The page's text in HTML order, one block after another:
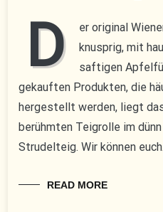
D
er original
knusprig, mit
saftigen
gekauften Produkten, die
hergestellt werden, liegt
berühmten Teigrolle im
Strudelteig. Wir können
READ MORE